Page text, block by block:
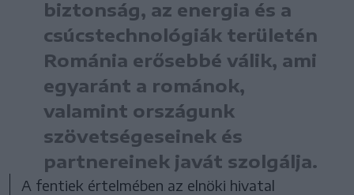
biztonság, az energia és a
csúcstechnológiák területén
Románia erősebbé válik, ami
egyaránt a románok,
valamint országunk
szövetségeseinek és
partnereinek javát szolgálja.
A fentiek értelmében az elnöki hivatal